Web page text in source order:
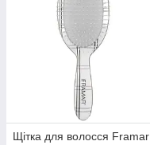
Щітка для волосся Framar